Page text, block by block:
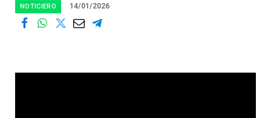
NOTICIERO 14/01/2026